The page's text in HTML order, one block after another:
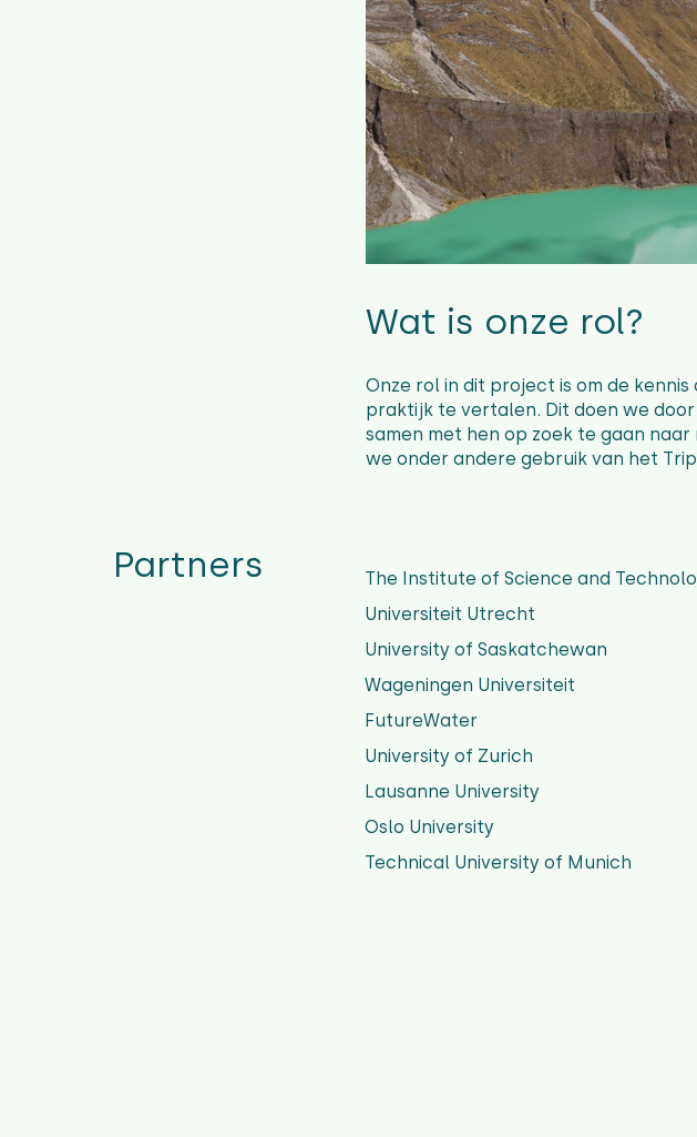
Wat is onze rol?
Onze rol in dit project is om de
praktijk te vertalen. Dit doen we
samen met hen op zoek te gaan
we onder andere gebruik van het
Partners
The Institute of Science and
Universiteit Utrecht
University of Saskatchewan
Wageningen Universiteit
FutureWater
University of Zurich
Lausanne University
Oslo University
Technical University of Munich